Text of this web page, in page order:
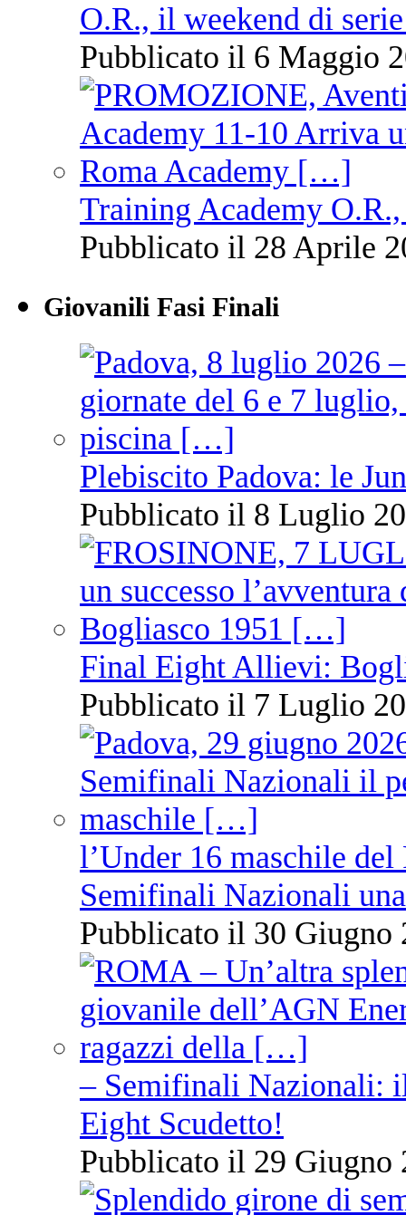
O.R., il weekend di
Pubblicato il 6 Maggio
Training Academy
Pubblicato il 28 Aprile
Giovanili Fasi Finali
Plebiscito Padova: le
Pubblicato il 8 Luglio
Final Eight Allievi:
Pubblicato il 7 Luglio
l’Under 16 maschile
Semifinali Nazionali
Pubblicato il 30 Giugno
– Semifinali Nazionali:
Eight Scudetto!
Pubblicato il 29 Giugno